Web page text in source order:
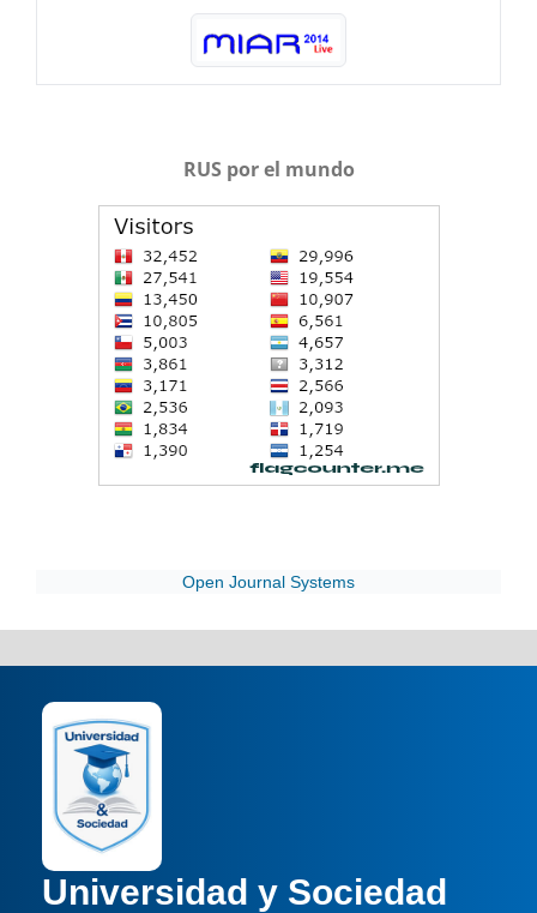
RUS por el mundo
Open Journal Systems
Universidad y Sociedad